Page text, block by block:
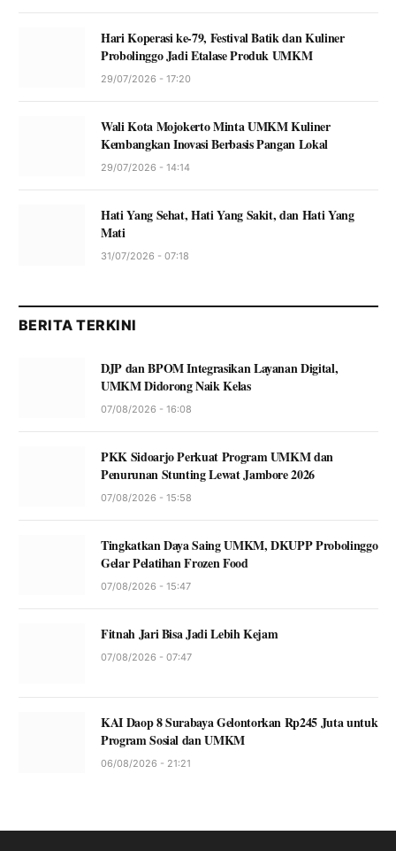
Hari Koperasi ke-79, Festival Batik dan Kuliner
Probolinggo Jadi Etalase Produk UMKM
29/07/2026 - 17:20
Wali Kota Mojokerto Minta UMKM Kuliner
Kembangkan Inovasi Berbasis Pangan Lokal
29/07/2026 - 14:14
Hati Yang Sehat, Hati Yang Sakit, dan Hati Yang
Mati
31/07/2026 - 07:18
BERITA TERKINI
DJP dan BPOM Integrasikan Layanan Digital,
UMKM Didorong Naik Kelas
07/08/2026 - 16:08
PKK Sidoarjo Perkuat Program UMKM dan
Penurunan Stunting Lewat Jambore 2026
07/08/2026 - 15:58
Tingkatkan Daya Saing UMKM, DKUPP Probolinggo
Gelar Pelatihan Frozen Food
07/08/2026 - 15:47
Fitnah Jari Bisa Jadi Lebih Kejam
07/08/2026 - 07:47
KAI Daop 8 Surabaya Gelontorkan Rp245 Juta untuk
Program Sosial dan UMKM
06/08/2026 - 21:21